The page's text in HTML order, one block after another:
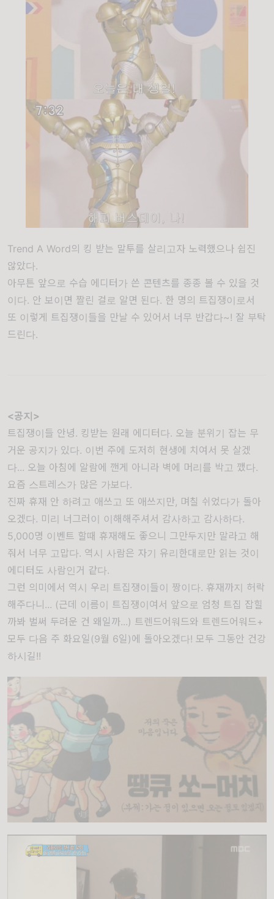
Trend A Word의 킹 받는 말투를 살리고자 노력했으나 쉽진
않았다.
아무튼 앞으로 수습 에디터가 쓴 콘텐츠를 종종 볼 수 있을 것
이다. 안 보이면 짤린 걸로 알면 된다. 한 명의 트집쟁이로서
또 이렇게 트집쟁이들을 만날 수 있어서 너무 반갑다~! 잘 부탁
드린다.
<공지>
트집쟁이들 안녕. 킹받는 원래 에디터다. 오늘 분위기 잡는 무
거운 공지가 있다. 이번 주에 도저히 현생에 치여서 못 살겠
다... 오늘 아침에 알람에 깬게 아니라 벽에 머리를 박고 깼다.
요즘 스트레스가 많은 가보다.
진짜 휴재 안 하려고 애쓰고 또 애쓰지만, 며칠 쉬었다가 돌아
오겠다. 미리 너그러이 이해해주셔서 감사하고 감사하다.
5,000명 이벤트 할때 휴재해도 좋으니 그만두지만 말라고 해
줘서 너무 고맙다. 역시 사람은 자기 유리한대로만 읽는 것이
에디터도 사람인거 같다.
그런 의미에서 역시 우리 트집쟁이들이 짱이다. 휴재까지 허락
해주다니... (근데 이름이 트집쟁이여서 앞으로 엄청 트집 잡힐
까봐 벌써 두려운 건 왜일까...) 트렌드어워드와 트렌드어워드+
모두 다음 주 화요일(9월 6일)에 돌아오겠다! 모두 그동안 건강
하시길!!